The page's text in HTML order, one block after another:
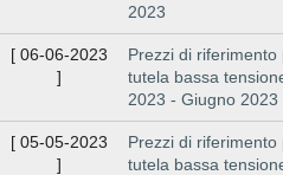
2023
[ 06-06-2023
]
Prezzi di
tutela bassa
2023 - Giugno 2023
[ 05-05-2023
]
Prezzi di
tutela bassa